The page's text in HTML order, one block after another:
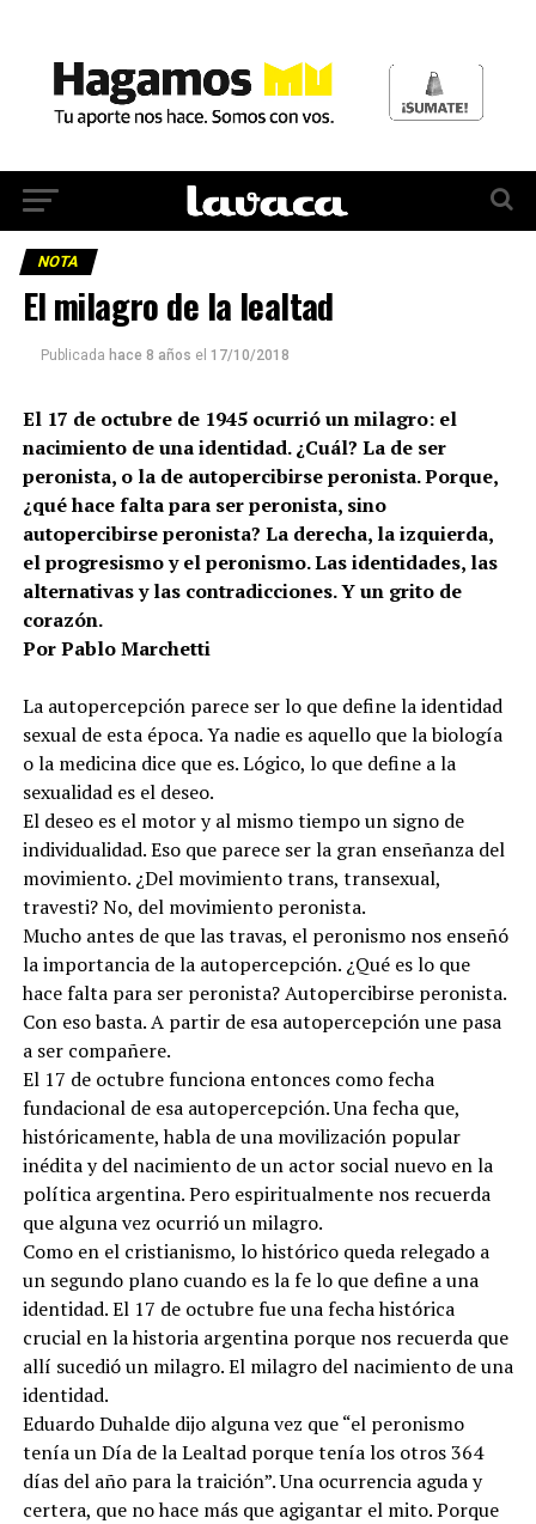
NOTA
El milagro de la lealtad
Publicada hace 8 años el 17/10/2018
El 17 de octubre de 1945 ocurrió un milagro: el
nacimiento de una identidad. ¿Cuál? La de ser
peronista, o la de autopercibirse peronista. Porque,
¿qué hace falta para ser peronista, sino
autopercibirse peronista? La derecha, la izquierda,
el progresismo y el peronismo. Las identidades, las
alternativas y las contradicciones. Y un grito de
corazón.
Por Pablo Marchetti
La autopercepción parece ser lo que define la identidad
sexual de esta época. Ya nadie es aquello que la biología
o la medicina dice que es. Lógico, lo que define a la
sexualidad es el deseo.
El deseo es el motor y al mismo tiempo un signo de
individualidad. Eso que parece ser la gran enseñanza del
movimiento. ¿Del movimiento trans, transexual,
travesti? No, del movimiento peronista.
Mucho antes de que las travas, el peronismo nos enseñó
la importancia de la autopercepción. ¿Qué es lo que
hace falta para ser peronista? Autopercibirse peronista.
Con eso basta. A partir de esa autopercepción une pasa
a ser compañere.
El 17 de octubre funciona entonces como fecha
fundacional de esa autopercepción. Una fecha que,
históricamente, habla de una movilización popular
inédita y del nacimiento de un actor social nuevo en la
política argentina. Pero espiritualmente nos recuerda
que alguna vez ocurrió un milagro.
Como en el cristianismo, lo histórico queda relegado a
un segundo plano cuando es la fe lo que define a una
identidad. El 17 de octubre fue una fecha histórica
crucial en la historia argentina porque nos recuerda que
allí sucedió un milagro. El milagro del nacimiento de una
identidad.
Eduardo Duhalde dijo alguna vez que “el peronismo
tenía un Día de la Lealtad porque tenía los otros 364
días del año para la traición”. Una ocurrencia aguda y
certera, que no hace más que agigantar el mito. Porque